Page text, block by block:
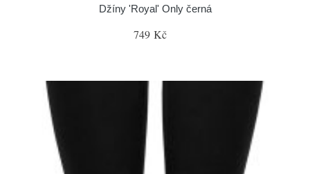
Džíny 'Royal' Only černá
749 Kč